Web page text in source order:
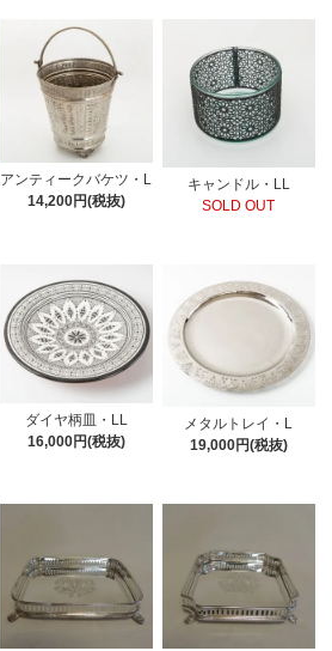
アンティークバケツ・L
14,200円(税抜)
キャンドル・LL
SOLD OUT
ダイヤ柄皿・LL
16,000円(税抜)
メタルトレイ・L
19,000円(税抜)